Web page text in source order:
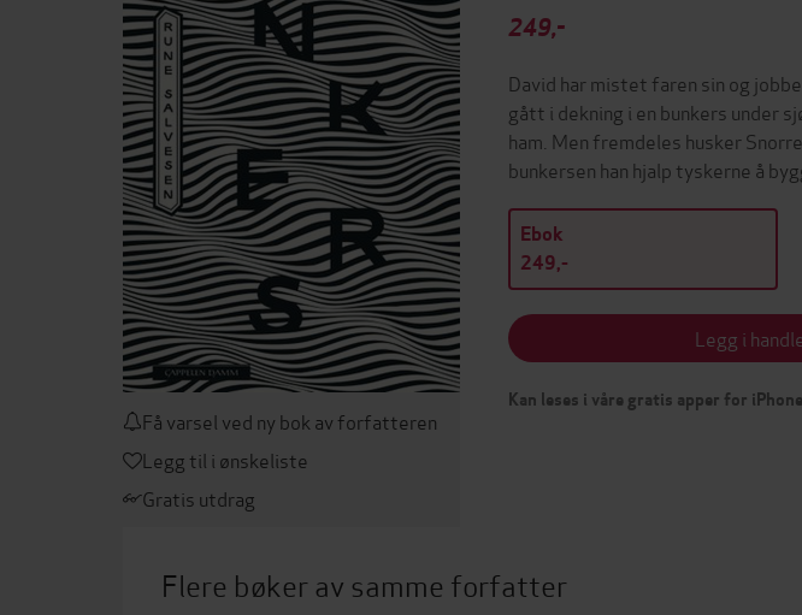
Få varsel ved ny bok av forfatteren
Legg til i ønskeliste
Gratis utdrag
249,-
David har mistet faren sin og
gått i dekning i en bunkers under
ham. Men fremdeles husker
bunkersen han hjalp tyskerne å
Ebok
249,-
Legg i
Kan leses i våre gratis apper for
Flere bøker av samme forfatter